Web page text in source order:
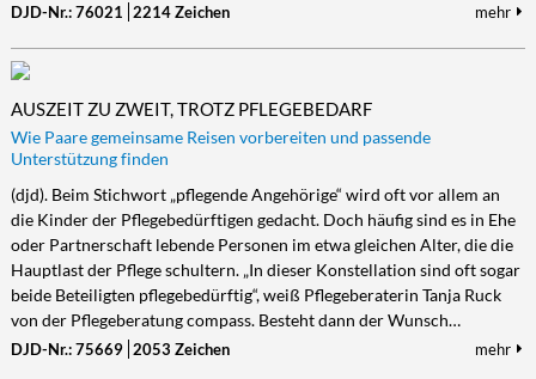
DJD-Nr.: 76021 2214 Zeichen mehr
AUSZEIT ZU ZWEIT, TROTZ PFLEGEBEDARF
Wie Paare gemeinsame Reisen vorbereiten und passende
Unterstützung finden
(djd). Beim Stichwort „pflegende Angehörige“ wird oft vor allem an
die Kinder der Pflegebedürftigen gedacht. Doch häufig sind es in Ehe
oder Partnerschaft lebende Personen im etwa gleichen Alter, die die
Hauptlast der Pflege schultern. „In dieser Konstellation sind oft sogar
beide Beteiligten pflegebedürftig“, weiß Pflegeberaterin Tanja Ruck
von der Pflegeberatung compass. Besteht dann der Wunsch…
DJD-Nr.: 75669 2053 Zeichen mehr